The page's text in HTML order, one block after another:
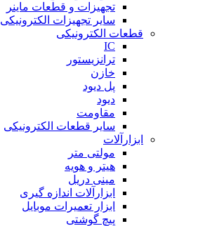
تجهیزات و قطعات ماینر
سایر تجهیزات الکترونیکی
قطعات الکترونیکی
IC
ترانزیستور
خازن
پل دیود
دیود
مقاومت
سایر قطعات الکترونیکی
ابزارآلات
مولتی متر
هیتر و هویه
مینی دریل
ابزارآلات اندازه گیری
ابزار تعمیرات موبایل
پیچ گوشتی